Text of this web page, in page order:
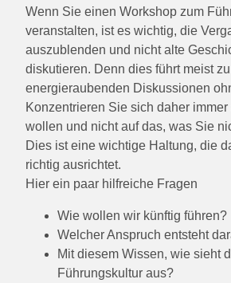
Wenn Sie einen Workshop zum
veranstalten, ist es wichtig, die
auszublenden und nicht alte
diskutieren. Denn dies führt meist zu
energieraubenden Diskussionen
Konzentrieren Sie sich daher
wollen und nicht auf das, was Sie
Dies ist eine wichtige Haltung, die
richtig ausrichtet.
Hier ein paar hilfreiche Fragen
Wie wollen wir künftig führen?
Welcher Anspruch entsteht
Mit diesem Wissen, wie sieht
Führungskultur aus?